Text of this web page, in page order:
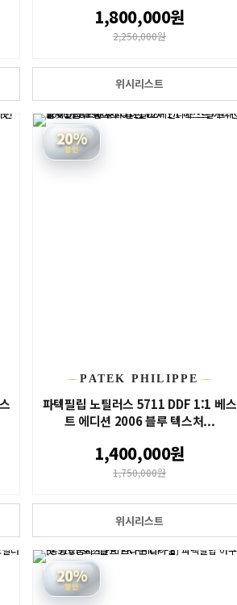
1,800,000원
2,250,000원
위시리스트
20%
할인
PATEK PHILIPPE
파텍필립 노틸러스 5711 DDF 1:1 베스
트 에디션 2006 블루 텍스처...
1,400,000원
1,750,000원
위시리스트
20%
할인